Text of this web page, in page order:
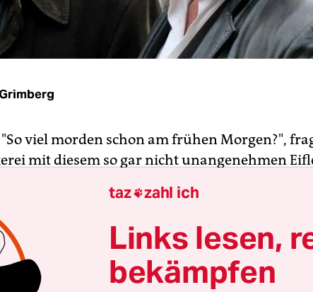
"So viel morden schon am frühen Morgen?",
mit diesem so gar nicht unangenehmen
qualifizieren müsste. Wenn die wüsste.
Bürger bis zum Wochenende durch die
im Eifelstädtchen Daun eilt, tappt in
nach dem anderen.
taz zahl ich
Links lesen,
bekämpfen